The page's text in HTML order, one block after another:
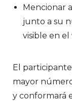
Mencionar
junto a su
visible en
El
mayor
y conformará